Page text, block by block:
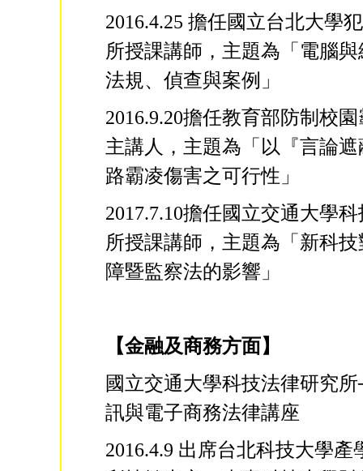
2016.4.25 擔任國立台北大學
所授課講師，主題為「電腦
法規、偵查與案例」
2016.9.20擔任教育部防制校
主講人，主題為「以『言論
路霸凌傷害之可行性」
2017.7.10擔任國立交通大學
所授課講師，主題為「新科
障暨監察法的影響」
【金融及商務方面】
國立交通大學科技法律研究
訊與電子商務法律講座
2016.4.9 出席台北科技大學產